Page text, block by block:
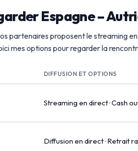
Espagne –
partenaires proposent le streaming
mes options pour regarder la
DIFFUSION ET OPTIONS
Streaming en direct · Cash
Diffusion en direct · Retrait